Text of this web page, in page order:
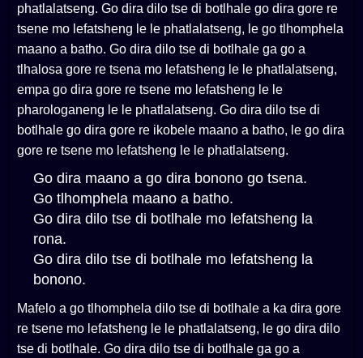
phatlalatseng. Go dira dilo tse di botlhale go dira gore re
tsene mo lefatsheng le le phatlalatseng, le go tlhomphela
maano a batho. Go dira dilo tse di botlhale ga go a
tlhalosa gore re tsena mo lefatsheng le le phatlalatseng,
empa go dira gore re tsene mo lefatsheng le le
pharologaneng le le phatlalatseng. Go dira dilo tse di
botlhale go dira gore re ikobele maano a batho, le go dira
gore re tsene mo lefatsheng le le phatlalatseng.
Go dira maano a go dira bonono go tsena.
Go tlhomphela maano a batho.
Go dira dilo tse di botlhale mo lefatsheng la
rona.
Go dira dilo tse di botlhale mo lefatsheng la
bonono.
Mafelo a go tlhomphela dilo tse di botlhale a ka dira gore
re tsene mo lefatsheng le le phatlalatseng, le go dira dilo
tse di botlhale. Go dira dilo tse di botlhale ga go a